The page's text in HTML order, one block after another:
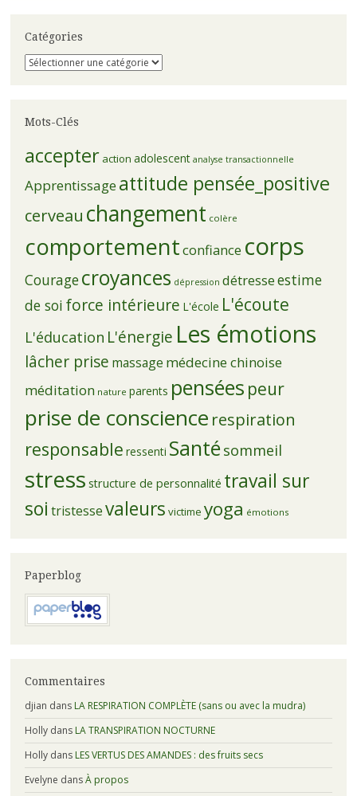
Catégories
Catégories
Mots-Clés
accepter action adolescent analyse transactionnelle
Apprentissage attitude pensée_positive
cerveau changement colère
comportementconfiance corps
Couragecroyances dépression détresseestime
de soi force intérieure L'école L'écoute
L'éducation L'énergie Les émotions
lâcher prise massage médecine chinoise
méditation nature parents pensées peur
prise de conscience respiration
responsable ressenti Santésommeil
stress structure de personnalité travail sur
soi tristessevaleurs victime yoga émotions
Paperblog
Commentaires
djian dans LA RESPIRATION COMPLÈTE (sans ou avec la mudra)
Hollydans LA TRANSPIRATION NOCTURNE
Hollydans LES VERTUS DES AMANDES : des fruits secs
Evelyne dansÀ propos